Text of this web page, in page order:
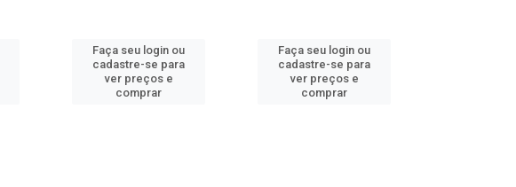
Faça seu login ou
cadastre-se para
ver preços e
comprar
Faça seu login ou
cadastre-se para
ver preços e
comprar